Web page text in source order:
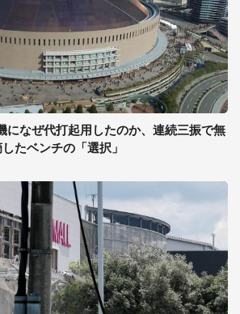
になぜ代打起用したのか、連続三振で無
たベンチの「選択」